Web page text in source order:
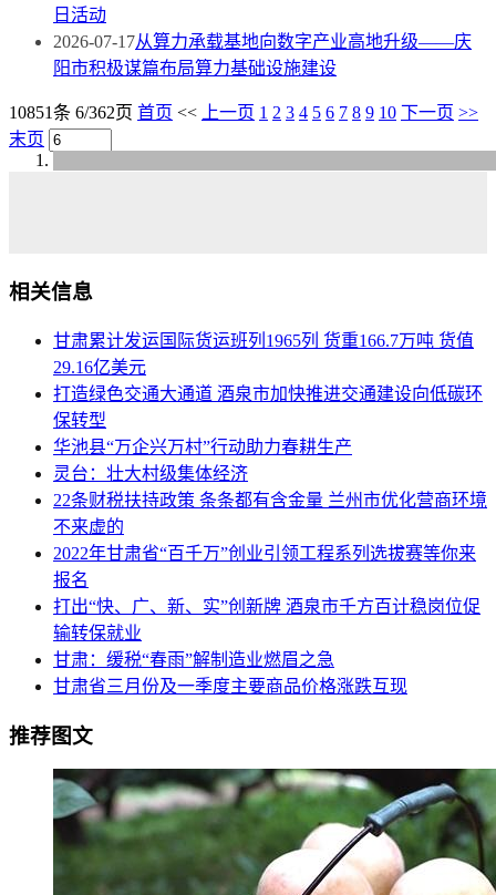
日活动
2026-07-17从算力承载基地向数字产业高地升级——庆
阳市积极谋篇布局算力基础设施建设
10851条 6/362页 首页 << 上一页 1 2 3 4 5 6 7 8 9 10 下一页 >>
末页
相关信息
甘肃累计发运国际货运班列1965列 货重166.7万吨 货值
29.16亿美元
打造绿色交通大通道 酒泉市加快推进交通建设向低碳环
保转型
华池县“万企兴万村”行动助力春耕生产
灵台：壮大村级集体经济
22条财税扶持政策 条条都有含金量 兰州市优化营商环境
不来虚的
2022年甘肃省“百千万”创业引领工程系列选拔赛等你来
报名
打出“快、广、新、实”创新牌 酒泉市千方百计稳岗位促
输转保就业
甘肃：缓税“春雨”解制造业燃眉之急
甘肃省三月份及一季度主要商品价格涨跌互现
推荐图文